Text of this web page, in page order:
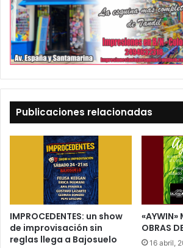
Publicaciones relacionadas
IMPROCEDENTES: un show
de improvisación sin
reglas llega a Bajosuelo
«AYWIN»
OBRAS
16 abril,